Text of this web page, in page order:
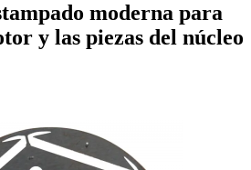
moderna para
y las piezas del núcleo